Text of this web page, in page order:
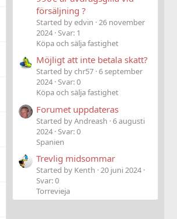
försäljning ?
Started by edvin 26 november
2024 Svar: 1
Köpa och sälja fastighet
Möjligt att inte betala skatt?
Started by chr57 6 september
2024 Svar: 0
Köpa och sälja fastighet
Forumet uppdateras
Started by Andreash 6 augusti
2024 Svar: 0
Spanien
Trevlig midsommar
Started by Kenth 20 juni 2024
Svar: 0
Torrevieja